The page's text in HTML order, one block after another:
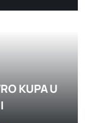
KUPA U